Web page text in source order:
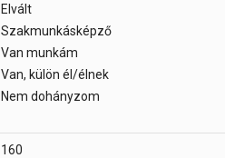
Elvált
Szakmunkásképző
Van munkám
Van, külön él/élnek
Nem dohányzom
160